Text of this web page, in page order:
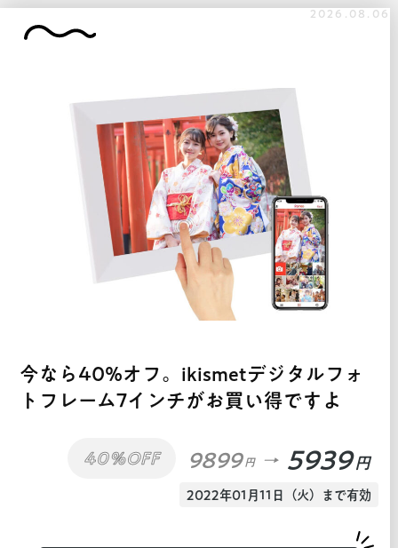
2026.08.06
今なら40%オフ。ikismetデジタルフォ
トフレーム7インチがお買い得ですよ
40%OFF 9899 円 5939 円
2022年01月11日（火）まで有効